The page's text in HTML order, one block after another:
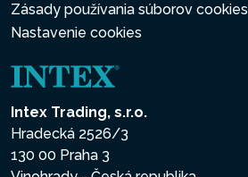
Zásady používania súborov cookies
Nastavenie cookies
Intex Trading, s.r.o.
Hradecká 2526/3
130 00 Praha 3